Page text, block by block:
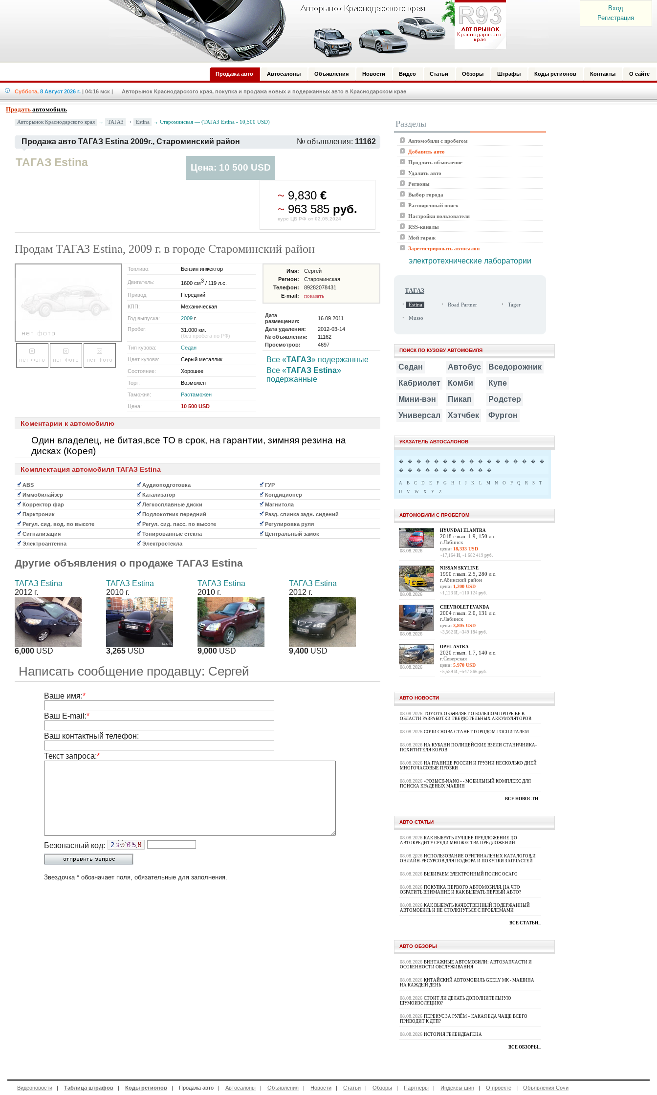
Вход
Регистрация
Продажа авто Автосалоны Объявления Новости Видео Статьи Обзоры Штрафы Коды регионов Контакты О сайте
Суббота, 8 Август 2026 г. | 04:16 мск | Авторынок Краснодарского края, покупка и продажа новых и подержанных авто в Краснодарском крае
Продать автомобиль
Авторынок Краснодарского края → ТАГАЗ Estina → Староминская — (ТАГАЗ Estina - 10,500 USD)
Продажа авто ТАГАЗ Estina 2009г., Староминский район № объявления: 11162
ТАГАЗ Estina Цена: 10 500 USD
~ 9,830€
~ 963 585 руб.
курс ЦБ РФ от 02.05.2024
Продам ТАГАЗ Estina, 2009 г. в городе Староминский район
Топливо: Бензин инжектор
Двигатель: 1600 см3 / 119 л.с.
Привод:
Передний
КПП:
Механическая
Год выпуска:
2009 г.
Пробег:
31.000 км.
(без пробега по РФ)
Тип кузова:
Седан
Цвет кузова:
Серый металлик
Состояние:
Хорошее
Торг:
Возможен
Таможня:
Растаможен
Цена:
10 500 USD
Имя:
Сергей
Регион:
Староминская
Телефон:
89282078431
E-mail:
показать
Дата
размещения:
16.09.2011
Дата удаления:
2012-03-14
№ объявления:
11162
Просмотров:
4697
Все «ТАГАЗ» подержанные
Все «ТАГАЗ Estina»
подержанные
Коментарии к автомобилю
Один владелец, не битая,все ТО в срок, на гарантии, зимняя резина на
дисках (Корея)
Комплектация автомобиля ТАГАЗ Estina
ABS Аудиоподготовка
ГУР
Иммобилайзер
Катализатор
Кондиционер
Корректор фар
Легкосплавные диски
Магнитола
Парктроник
Подлокотник передний
Разд. спинка задн. сидений
Регул. сид. вод. по высоте
Регул. сид. пасс. по высоте
Регулировка руля
Сигнализация
Тонированные стекла
Центральный замок
Электроантенна
Электростекла
Другие объявления о продаже ТАГАЗ Estina
ТАГАЗ Estina
2012 г.
6,000 USD
ТАГАЗ Estina
2010 г.
3,265 USD
ТАГАЗ Estina
2010 г.
9,000 USD
ТАГАЗ Estina
2012 г.
9,400 USD
Написать сообщение продавцу: Сергей
Ваше имя:*
Ваш E-mail:*
Ваш контактный телефон:
Текст запроса:*
Безопасный код:
Звездочка * обозначает поля, обязательные для заполнения.
Разделы
Автомобили с пробегом
Добавить авто
Продлить объявление
Удалить авто
Регионы
Выбор города
Расширенный поиск
Настройки пользователя
RSS-каналы
Мой гараж
Зарегистрировать автосалон
электротехнические лаборатории
ТАГАЗ
· Estina · Road Partner · Tager
· Musso
ПОИСК ПО КУЗОВУ АВТОМОБИЛЯ
Седан Автобус
Вседорожник
Кабриолет
Комби
Купе
Мини-вэн
Пикап
Родстер
Универсал
Хэтчбек Фургон
УКАЗАТЕЛЬ АВТОСАЛОНОВ
� � � � � � � � � � � � � � � �
�
�
� � � � � � � � � �
A B C D E F G H I J K L M N O P Q R S
T
U
V W X Y Z
АВТОМОБИЛИ С ПРОБЕГОМ
08.08.2026
HYUNDAI ELANTRA
2018 г.вып. 1.9, 150 л.с.
г.Лабинск
цена: 18,333 USD
~17,164 И, ~1 682 419 руб.
08.08.2026
NISSAN SKYLINE
1990 г.вып. 2.5, 280 л.с.
г.Абинский район
цена: 1,200 USD
~1,123 И, ~110 124 руб.
08.08.2026
CHEVROLET EVANDA
2004 г.вып. 2.0, 131 л.с.
г.Лабинск
цена: 3,805 USD
~3,562 И, ~349 184 руб.
08.08.2026
OPEL ASTRA
2020 г.вып. 1.7, 140 л.с.
г.Северская
цена: 5,970 USD
~5,589 И, ~547 866 руб.
АВТО НОВОСТИ
08.08.2026 TOYOTA ОБЪЯВЛЯЕТ О БОЛЬШОМ ПРОРЫВЕ В
ОБЛАСТИ РАЗРАБОТКИ ТВЕРДОТЕЛЬНЫХ АККУМУЛЯТОРОВ
08.08.2026 СОЧИ СНОВА СТАНЕТ ГОРОДОМ-ГОСПИТАЛЕМ
08.08.2026 НА КУБАНИ ПОЛИЦЕЙСКИЕ ВЗЯЛИ СТАНИЧНИКА-
ПОХИТИТЕЛЯ КОРОВ
08.08.2026 НА ГРАНИЦЕ РОССИИ И ГРУЗИИ НЕСКОЛЬКО ДНЕЙ
МНОГОЧАСОВЫЕ ПРОБКИ
08.08.2026 «РОЗЫСК-NANO» - МОБИЛЬНЫЙ КОМПЛЕКС ДЛЯ
ПОИСКА КРАДЕНЫХ МАШИН
ВСЕ НОВОСТИ...
АВТО СТАТЬИ
08.08.2026 КАК ВЫБРАТЬ ЛУЧШЕЕ ПРЕДЛОЖЕНИЕ ПО
АВТОКРЕДИТУ СРЕДИ МНОЖЕСТВА ПРЕДЛОЖЕНИЙ
08.08.2026 ИСПОЛЬЗОВАНИЕ ОРИГИНАЛЬНЫХ КАТАЛОГОВ И
ОНЛАЙН-РЕСУРСОВ ДЛЯ ПОДБОРА И ПОКУПКИ ЗАПЧАСТЕЙ
08.08.2026 ВЫБИРАЕМ ЭЛЕКТРОННЫЙ ПОЛИС ОСАГО
08.08.2026 ПОКУПКА ПЕРВОГО АВТОМОБИЛЯ. НА ЧТО
ОБРАТИТЬ ВНИМАНИЕ И КАК ВЫБРАТЬ ПЕРВЫЙ АВТО?
08.08.2026 КАК ВЫБРАТЬ КАЧЕСТВЕННЫЙ ПОДЕРЖАННЫЙ
АВТОМОБИЛЬ И НЕ СТОЛКНУТЬСЯ С ПРОБЛЕМАМИ
ВСЕ СТАТЬИ...
АВТО ОБЗОРЫ
08.08.2026 ВИНТАЖНЫЕ АВТОМОБИЛИ: АВТОЗАПЧАСТИ И
ОСОБЕННОСТИ ОБСЛУЖИВАНИЯ
08.08.2026 КИТАЙСКИЙ АВТОМОБИЛЬ GEELY МК - МАШИНА
НА КАЖДЫЙ ДЕНЬ
08.08.2026 СТОИТ ЛИ ДЕЛАТЬ ДОПОЛНИТЕЛЬНУЮ
ШУМОИЗОЛЯЦИЮ?
08.08.2026 ПЕРЕКУС ЗА РУЛЁМ – КАКАЯ ЕДА ЧАЩЕ ВСЕГО
ПРИВОДИТ К ДТП?
08.08.2026 ИСТОРИЯ ГЕЛЕНДВАГЕНА
ВСЕ ОБЗОРЫ...
Видеоновости | Таблица штрафов | Коды регионов | Продажа авто | Автосалоны | Объявления | Новости | Статьи | Обзоры | Партнеры | Индексы шин | О проекте | Объявления Сочи